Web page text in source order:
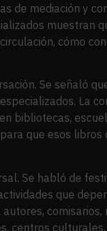
de mediación y
muestran
cómo
Se señaló
La
bibliotecas,
que esos
Se habló de
que
centros